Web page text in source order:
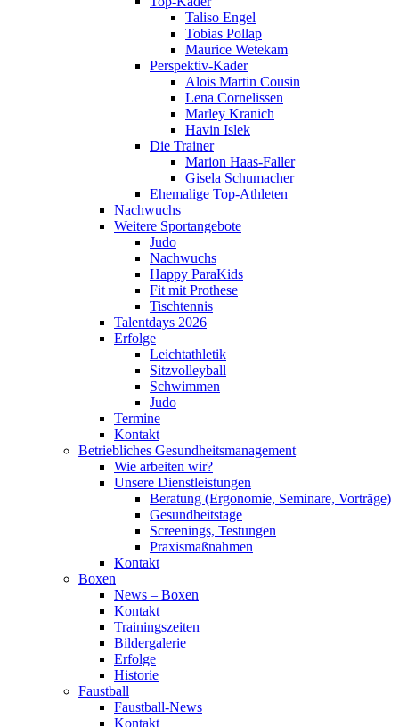
Taliso Engel
Tobias Pollap
Maurice Wetekam
Perspektiv-Kader
Alois Martin Cousin
Lena Cornelissen
Marley Kranich
Havin Islek
Die Trainer
Marion Haas-Faller
Gisela Schumacher
Ehemalige Top-Athleten
Nachwuchs
Weitere Sportangebote
Judo
Nachwuchs
Happy ParaKids
Fit mit Prothese
Tischtennis
Talentdays 2026
Erfolge
Leichtathletik
Sitzvolleyball
Schwimmen
Judo
Termine
Kontakt
Betriebliches Gesundheits­management
Wie arbeiten wir?
Unsere Dienstleistungen
Beratung (Ergonomie, Seminare, Vorträge)
Gesundheitstage
Screenings, Testungen
Praxismaßnahmen
Kontakt
Boxen
News – Boxen
Kontakt
Trainingszeiten
Bildergalerie
Erfolge
Historie
Faustball
Faustball-News
Kontakt